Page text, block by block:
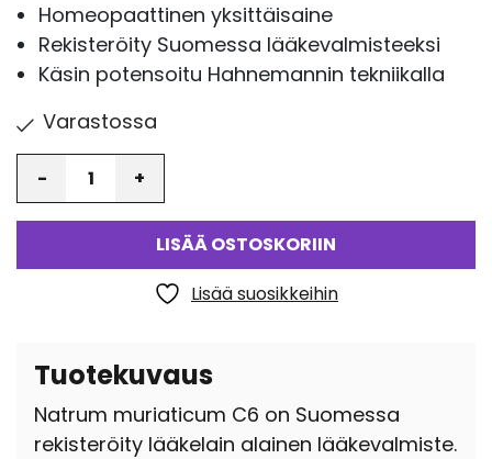
Homeopaattinen yksittäisaine
Rekisteröity Suomessa lääkevalmisteeksi
Käsin potensoitu Hahnemannin tekniikalla
Varastossa
LISÄÄ OSTOSKORIIN
Lisää suosikkeihin
Tuotekuvaus
Natrum muriaticum C6 on Suomessa
rekisteröity lääkelain alainen lääkevalmiste.